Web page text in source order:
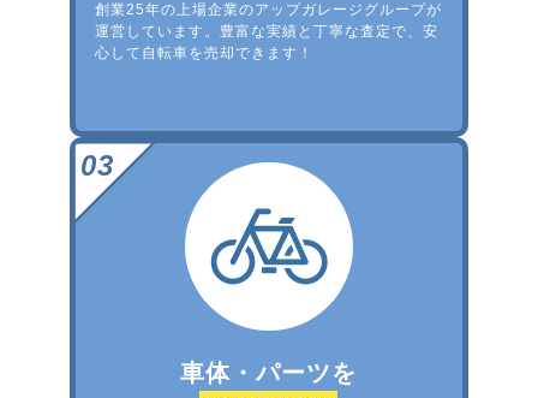
創業25年の上場企業のアップガレージグループが
運営しています。豊富な実績と丁寧な査定で、安
心して自転車を売却できます！
車体・パーツを